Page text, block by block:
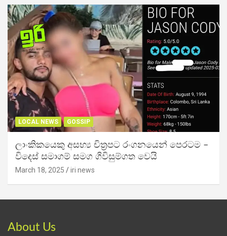
LOCAL NEWS GOSSIP
ලාංකිකයෙකු අසභ්‍ය චිත්‍රපට රංගනයෙන් පෙරටම –
විදෙස් සමාගම් සමග ගිවිසුම්ගත වෙයි
March 18, 2025 iri news
About Us